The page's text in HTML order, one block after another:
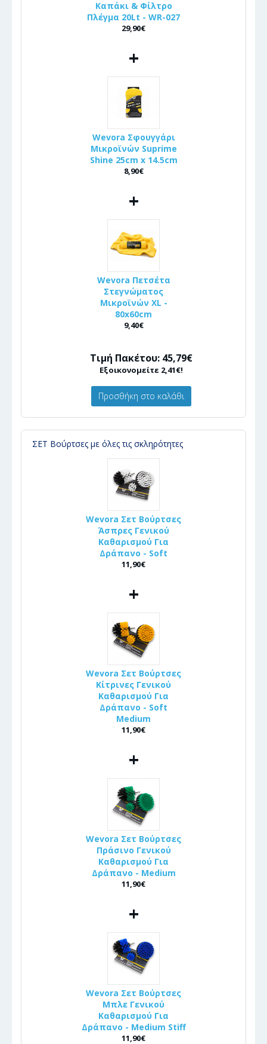
Καπάκι & Φίλτρο
Πλέγμα 20Lt - WR-027
29,90€
+
Wevora Σφουγγάρι
Μικροϊνών Suprime
Shine 25cm x 14.5cm
8,90€
+
Wevora Πετσέτα
Στεγνώματος
Μικροϊνών XL -
80x60cm
9,40€
Τιμή Πακέτου: 45,79€
Εξοικονομείτε 2,41€!
Προσθήκη στο καλάθι
ΣΕΤ Βούρτσες με όλες τις σκληρότητες
Wevora Σετ Βούρτσες
Άσπρες Γενικού
Καθαρισμού Για
Δράπανο - Soft
11,90€
+
Wevora Σετ Βούρτσες
Κίτρινες Γενικού
Καθαρισμού Για
Δράπανο - Soft
Medium
11,90€
+
Wevora Σετ Βούρτσες
Πράσινο Γενικού
Καθαρισμού Για
Δράπανο - Medium
11,90€
+
Wevora Σετ Βούρτσες
Μπλε Γενικού
Καθαρισμού Για
Δράπανο - Medium Stiff
11,90€